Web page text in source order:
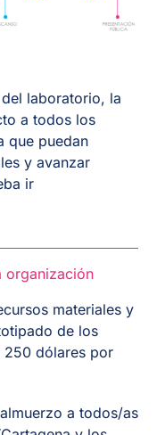
laboratorio, la
a todos los
que puedan
y avanzar
ir
organización
materiales y
de los
250 dólares por
a todos/as